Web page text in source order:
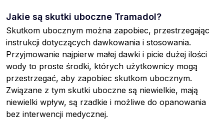
Jakie są skutki uboczne Tramadol?
Skutkom ubocznym można zapobiec, przestrzegając
instrukcji dotyczących dawkowania i stosowania.
Przyjmowanie najpierw małej dawki i picie dużej ilości
wody to proste środki, których użytkownicy mogą
przestrzegać, aby zapobiec skutkom ubocznym.
Związane z tym skutki uboczne są niewielkie, mają
niewielki wpływ, są rzadkie i możliwe do opanowania
bez interwencji medycznej.